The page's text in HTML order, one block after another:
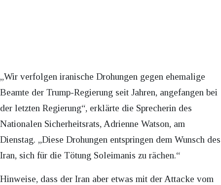
„Wir verfolgen iranische Drohungen gegen ehemalige
Beamte der Trump-Regierung seit Jahren, angefangen bei
der letzten Regierung“, erklärte die Sprecherin des
Nationalen Sicherheitsrats, Adrienne Watson, am
Dienstag. „Diese Drohungen entspringen dem Wunsch des
Iran, sich für die Tötung Soleimanis zu rächen.“
Hinweise, dass der Iran aber etwas mit der Attacke vom